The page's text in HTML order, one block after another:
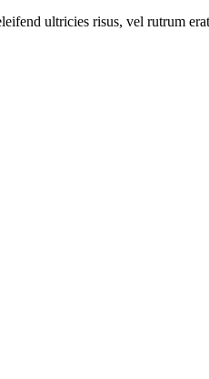
ultricies risus, vel rutrum